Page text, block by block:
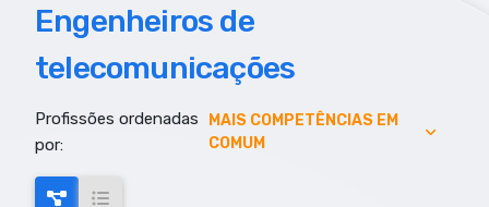
Engenheiros de
telecomunicações
Profissões ordenadas
por:
MAIS COMPETÊNCIAS EM
COMUM
AUMENTO DE EMPREGO